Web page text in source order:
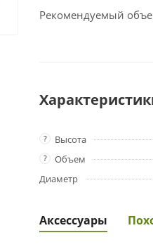
Рекомендуемый
? Высота
? Объем
Диаметр
Аксессуары